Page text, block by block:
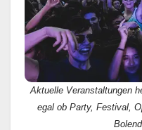
Aktuelle Veranstaltungen
egal ob Party, Festival,